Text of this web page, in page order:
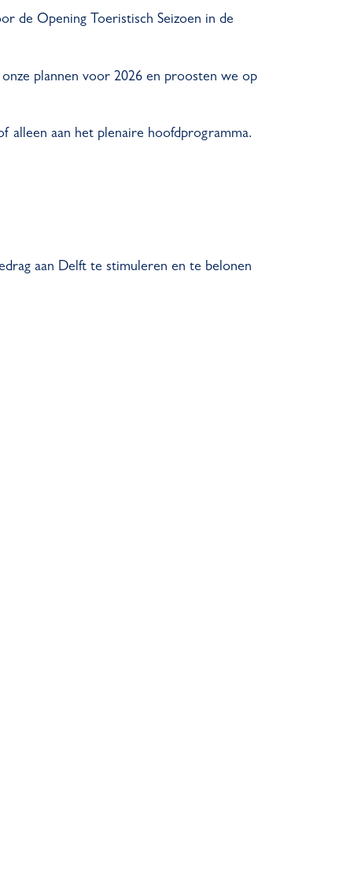
de Opening Toeristisch Seizoen in de
plannen voor 2026 en proosten we op
alleen aan het plenaire hoofdprogramma.
aan Delft te stimuleren en te belonen